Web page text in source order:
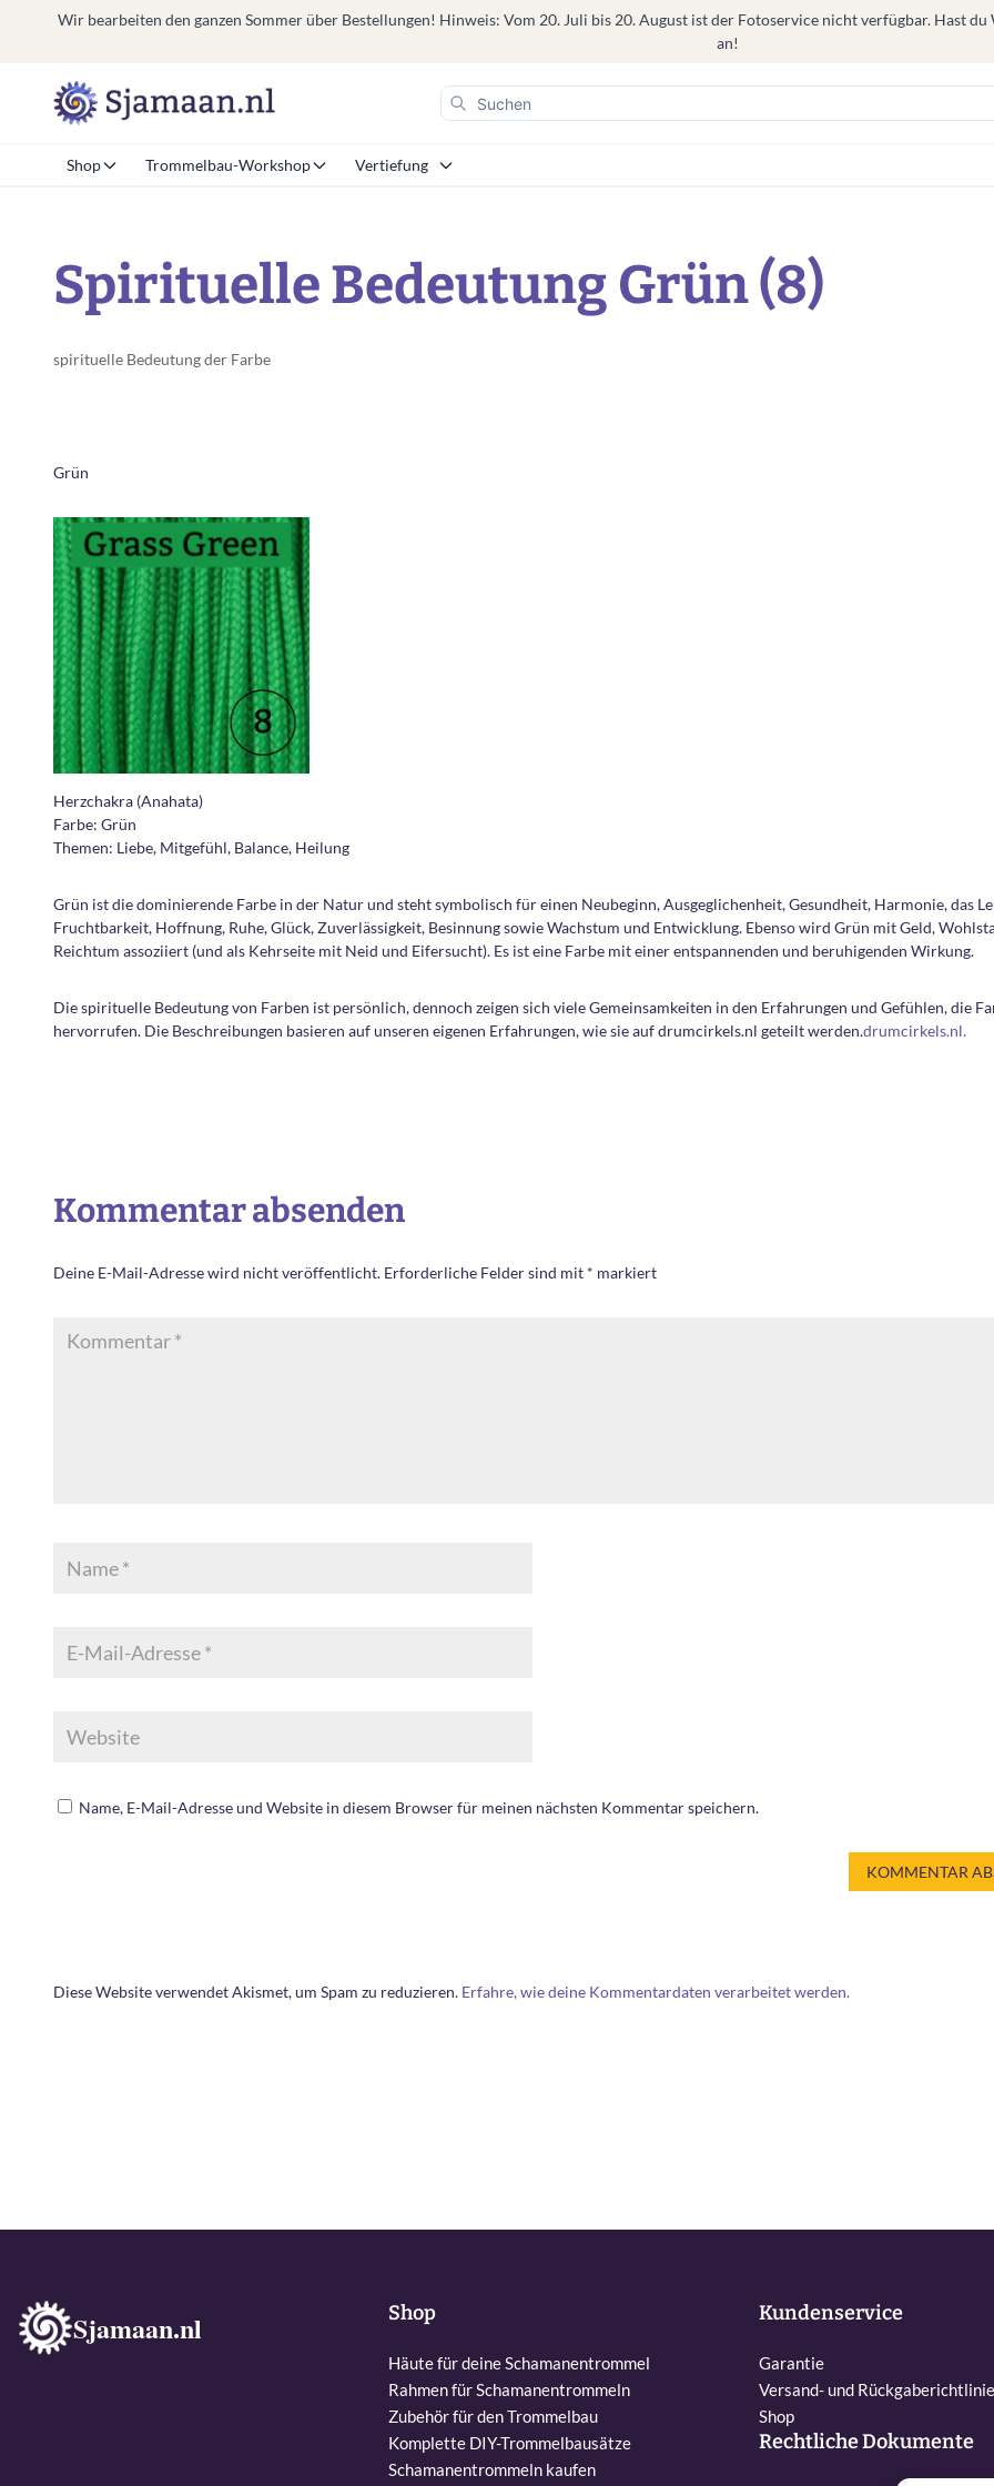
Wir bearbeiten den ganzen Sommer über Bestellungen! Hinweis: Vom 20. Juli bis 20. August ist der Fotoservice nicht verfügbar. Hast du
an!
Shop Trommelbau-Workshop Vertiefung
Spirituelle Bedeutung Grün (8)
spirituelle Bedeutung der Farbe
Grün
Herzchakra (Anahata)
Farbe: Grün
Themen: Liebe, Mitgefühl, Balance, Heilung
Grün ist die dominierende Farbe in der Natur und steht symbolisch für einen Neubeginn, Ausgeglichenheit, Gesundheit, Harmonie, das
Fruchtbarkeit, Hoffnung, Ruhe, Glück, Zuverlässigkeit, Besinnung sowie Wachstum und Entwicklung. Ebenso wird Grün mit Geld,
Reichtum assoziiert (und als Kehrseite mit Neid und Eifersucht). Es ist eine Farbe mit einer entspannenden und beruhigenden Wirkung.
Die spirituelle Bedeutung von Farben ist persönlich, dennoch zeigen sich viele Gemeinsamkeiten in den Erfahrungen und Gefühlen, die
hervorrufen. Die Beschreibungen basieren auf unseren eigenen Erfahrungen, wie sie auf drumcirkels.nl geteilt werden.drumcirkels.nl.
Kommentar absenden
Deine E-Mail-Adresse wird nicht veröffentlicht. Erforderliche Felder sind mit * markiert
Name, E-Mail-Adresse und Website in diesem Browser für meinen nächsten Kommentar speichern.
Diese Website verwendet Akismet, um Spam zu reduzieren. Erfahre, wie deine Kommentardaten verarbeitet werden.
Sjamaan.nl Shop
Häute für deine Schamanentrommel
Rahmen für Schamanentrommeln
Zubehör für den Trommelbau
Komplette DIY-Trommelbausätze
Schamanentrommeln kaufen
Kundenservice
Garantie
Versand- und
Shop
Rechtliche Dokumente